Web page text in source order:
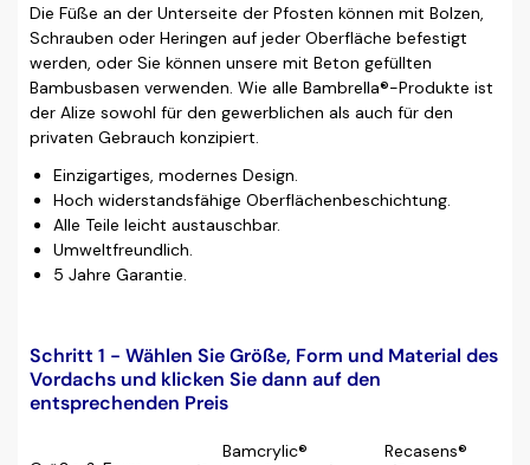
Die Füße an der Unterseite der Pfosten können mit Bolzen,
Schrauben oder Heringen auf jeder Oberfläche befestigt
werden, oder Sie können unsere mit Beton gefüllten
Bambusbasen verwenden. Wie alle Bambrella®-Produkte ist
der Alize sowohl für den gewerblichen als auch für den
privaten Gebrauch konzipiert.
Einzigartiges, modernes Design.
Hoch widerstandsfähige Oberflächenbeschichtung.
Alle Teile leicht austauschbar.
Umweltfreundlich.
5 Jahre Garantie.
Schritt 1 - Wählen Sie Größe, Form und Material des
Vordachs und klicken Sie dann auf den
entsprechenden Preis
Bamcrylic®
Recasens®